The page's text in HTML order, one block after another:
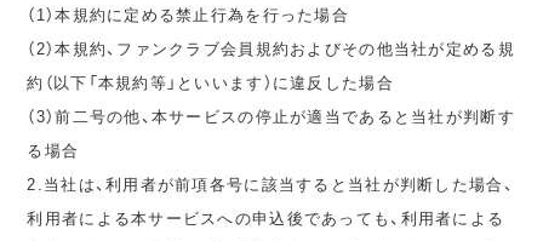
（1）本規約に定める禁止行為を行った場合
（2）本規約、ファンクラブ会員規約およびその他当社が定める規
約（以下「本規約等」といいます）に違反した場合
（3）前二号の他、本サービスの停止が適当であると当社が判断す
る場合
2.当社は、利用者が前項各号に該当すると当社が判断した場合、
利用者による本サービスへの申込後であっても、利用者による